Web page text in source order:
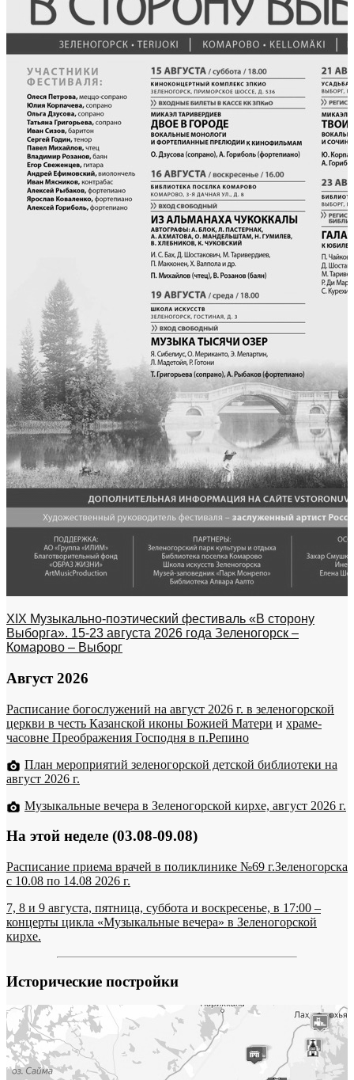
XIX Музыкально-поэтический фестиваль «В сторону
Выборга». 15-23 августа 2026 года Зеленогорск –
Комарово – Выборг
Август 2026
Расписание богослужений на август 2026 г. в зеленогорской
церкви в честь Казанской иконы Божией Матери и храме-
часовне Преображения Господня в п.Репино
План мероприятий зеленогорской детской библиотеки на
август 2026 г.
Музыкальные вечера в Зеленогорской кирхе, август 2026 г.
На этой неделе (03.08-09.08)
Расписание приема врачей в поликлинике №69 г.Зеленогорска
c 10.08 по 14.08 2026 г.
7, 8 и 9 августа, пятница, суббота и воскресенье, в 17:00 –
концерты цикла «Музыкальные вечера» в Зеленогорской
кирхе.
Исторические постройки